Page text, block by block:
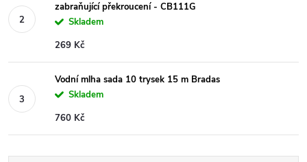
zabraňující překroucení - CB111G
Skladem
269 Kč
Vodní mlha sada 10 trysek 15 m Bradas
Skladem
760 Kč